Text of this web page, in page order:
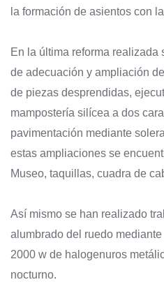
la formación de asientos con
En la última reforma
de adecuación y ampliación
de piezas desprendidas,
mampostería silícea a dos
pavimentación mediante
estas ampliaciones se
Museo, taquillas, cuadra de
Así mismo se han realizado
alumbrado del ruedo
2000 w de halogenuros
nocturno.